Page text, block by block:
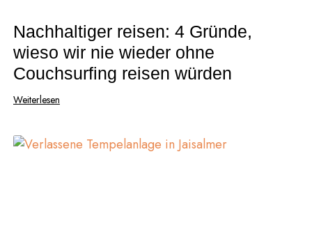
Nachhaltiger reisen: 4 Gründe,
wieso wir nie wieder ohne
Couchsurfing reisen würden
Weiterlesen